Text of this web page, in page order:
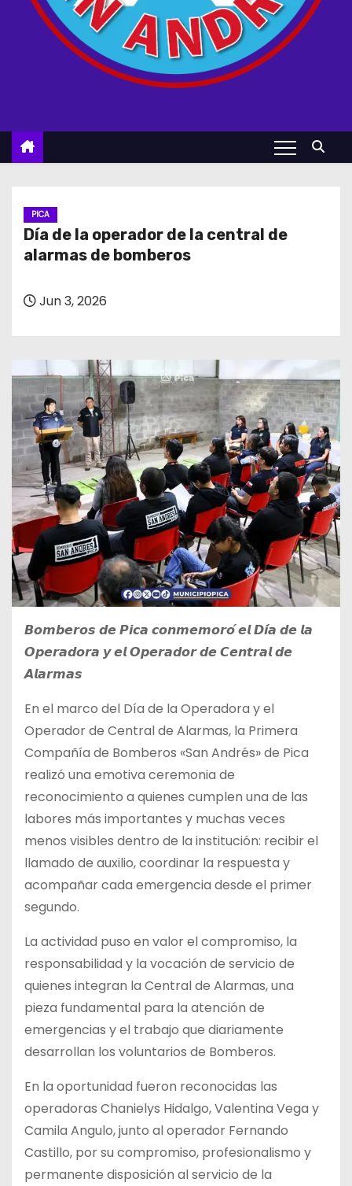
PICA
Día de la operador de la central de
alarmas de bomberos
Jun 3, 2026
𝘽𝙤𝙢𝙗𝙚𝙧𝙤𝙨 𝙙𝙚 𝙋𝙞𝙘𝙖 𝙘𝙤𝙣𝙢𝙚𝙢𝙤𝙧𝙤́ 𝙚𝙡 𝘿𝙞́𝙖 𝙙𝙚 𝙡𝙖
𝙊𝙥𝙚𝙧𝙖𝙙𝙤𝙧𝙖 𝙮 𝙚𝙡 𝙊𝙥𝙚𝙧𝙖𝙙𝙤𝙧 𝙙𝙚 𝘾𝙚𝙣𝙩𝙧𝙖𝙡 𝙙𝙚
𝘼𝙡𝙖𝙧𝙢𝙖𝙨
En el marco del Día de la Operadora y el
Operador de Central de Alarmas, la Primera
Compañía de Bomberos «San Andrés» de Pica
realizó una emotiva ceremonia de
reconocimiento a quienes cumplen una de las
labores más importantes y muchas veces
menos visibles dentro de la institución: recibir el
llamado de auxilio, coordinar la respuesta y
acompañar cada emergencia desde el primer
segundo.
La actividad puso en valor el compromiso, la
responsabilidad y la vocación de servicio de
quienes integran la Central de Alarmas, una
pieza fundamental para la atención de
emergencias y el trabajo que diariamente
desarrollan los voluntarios de Bomberos.
En la oportunidad fueron reconocidas las
operadoras Chanielys Hidalgo, Valentina Vega y
Camila Angulo, junto al operador Fernando
Castillo, por su compromiso, profesionalismo y
permanente disposición al servicio de la